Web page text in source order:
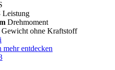
Leistung
Drehmoment
Gewicht ohne Kraftstoff
i
mehr entdecken